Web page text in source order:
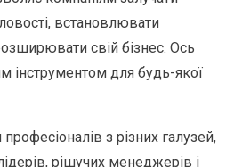
встановлювати
свій бізнес. Ось
інструментом для будь-якої
з різних галузей,
рішучих менеджерів і